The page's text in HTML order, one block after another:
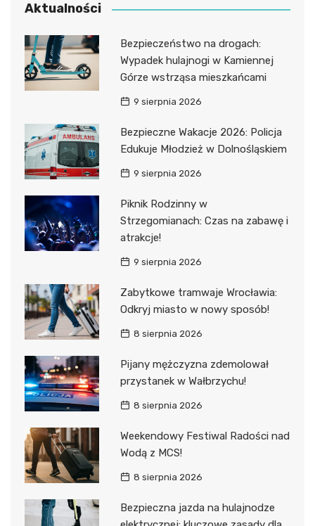
Aktualności
Bezpieczeństwo na drogach:
Wypadek hulajnogi w Kamiennej
Górze wstrząsa mieszkańcami
9 sierpnia 2026
Bezpieczne Wakacje 2026: Policja
Edukuje Młodzież w Dolnośląskiem
9 sierpnia 2026
Piknik Rodzinny w
Strzegomianach: Czas na zabawę i
atrakcje!
9 sierpnia 2026
Zabytkowe tramwaje Wrocławia:
Odkryj miasto w nowy sposób!
8 sierpnia 2026
Pijany mężczyzna zdemolował
przystanek w Wałbrzychu!
8 sierpnia 2026
Weekendowy Festiwal Radości nad
Wodą z MCS!
8 sierpnia 2026
Bezpieczna jazda na hulajnodze